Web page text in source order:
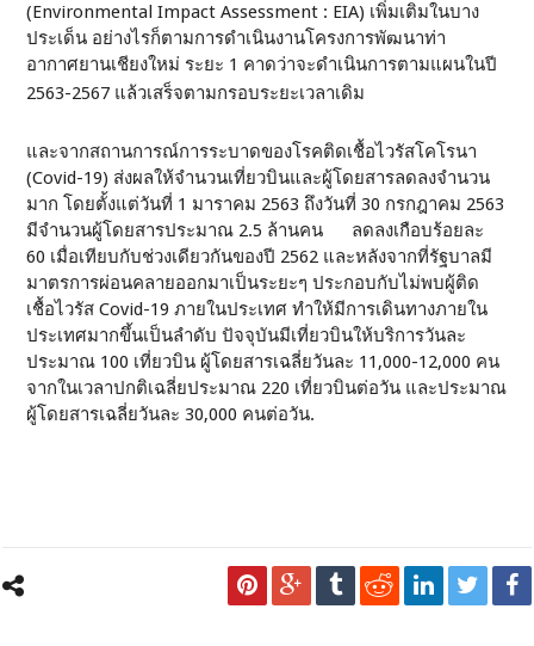
(Environmental Impact Assessment : EIA) เพิ่มเติมในบาง
ประเด็น อย่างไรก็ตามการดำเนินงานโครงการพัฒนาท่า
อากาศยานเชียงใหม่ ระยะ 1 คาดว่าจะดำเนินการตามแผนในปี
2563-2567 แล้วเสร็จตามกรอบระยะเวลาเดิม
และจากสถานการณ์การระบาดของโรคติดเชื้อไวรัสโคโรนา
(Covid-19) ส่งผลให้จำนวนเที่ยวบินและผู้โดยสารลดลงจำนวน
มาก โดยตั้งแต่วันที่ 1 มาราคม 2563 ถึงวันที่ 30 กรกฎาคม 2563
มีจำนวนผู้โดยสารประมาณ 2.5 ล้านคน ลดลงเกือบร้อยละ
60 เมื่อเทียบกับช่วงเดียวกันของปี 2562 และหลังจากที่รัฐบาลมี
มาตรการผ่อนคลายออกมาเป็นระยะๆ ประกอบกับไม่พบผู้ติด
เชื้อไวรัส Covid-19 ภายในประเทศ ทำให้มีการเดินทางภายใน
ประเทศมากขึ้นเป็นลำดับ ปัจจุบันมีเที่ยวบินให้บริการวันละ
ประมาณ 100 เที่ยวบิน ผู้โดยสารเฉลี่ยวันละ 11,000-12,000 คน
จากในเวลาปกติเฉลี่ยประมาณ 220 เที่ยวบินต่อวัน และประมาณ
ผู้โดยสารเฉลี่ยวันละ 30,000 คนต่อวัน.